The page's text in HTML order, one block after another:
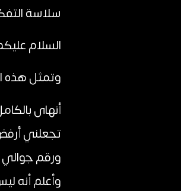
سلاسة
السلام عليكم
وتمثل هذه
أنهاى
تجعلني
وأعلم أنه